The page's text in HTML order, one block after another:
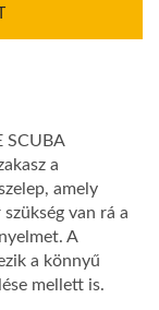
SCUBA
a
amely
van rá a
A
a könnyű
mellett is.